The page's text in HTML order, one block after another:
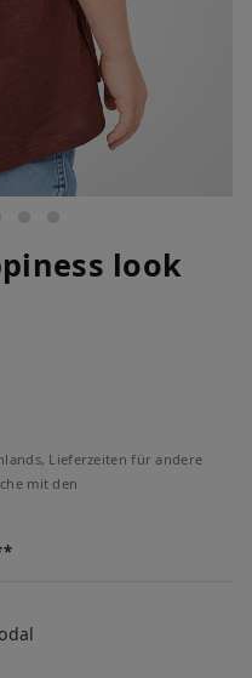
look
Lieferzeiten für andere
mit den